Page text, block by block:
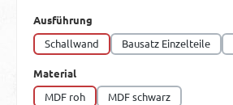
Ausführung
Schallwand
Bausatz Einzelteile
Material
MDF roh
MDF schwarz